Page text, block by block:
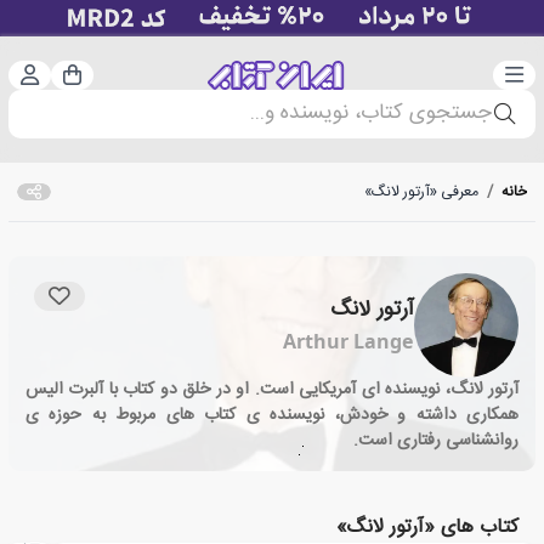
دسته‌بندی سبد
جستجوی کتاب، نویسنده و...
خانه / معرفی «آرتور لانگ»
آرتور لانگ
Arthur Lange
آرتور لانگ، نویسنده ای آمریکایی است. او در خلق دو کتاب با آلبرت الیس
همکاری داشته و خودش، نویسنده ی کتاب های مربوط به حوزه ی
روانشناسی رفتاری است.
کتاب های «آرتور لانگ»